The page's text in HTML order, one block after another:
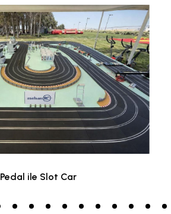
Pedal ile Slot Car